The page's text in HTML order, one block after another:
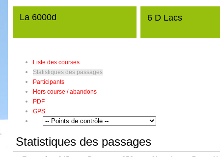
La 6000d 6 D Lacs
Liste des courses
Statistiques des passages
Participants
Hors course / abandons
PDF
GPS
Statistiques des passages